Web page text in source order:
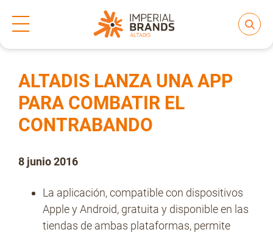
Nuestras Marcas
Compromiso
Regulación
Inicio Notas de prensa
ALTADIS LANZA UNA APP
PARA COMBATIR EL
CONTRABANDO
8 junio 2016
La aplicación, compatible con dispositivos
Apple y Android, gratuita y disponible en las
tiendas de ambas plataformas, permite